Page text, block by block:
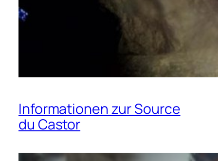
Informationen zur Source
du Castor